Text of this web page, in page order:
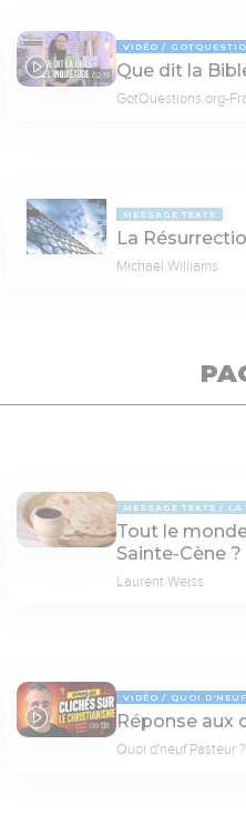
02:19
VIDÉO
Que dit la
GotQuestions.org-
MESSAGE TEXTE
La
Michaël Williams
MESSAGE TEXTE LA
Tout le
Sainte-Cène ?
Laurent Weiss
09:03
VIDÉO QUOI
Réponse aux
Quoi d'neuf Pasteur ?